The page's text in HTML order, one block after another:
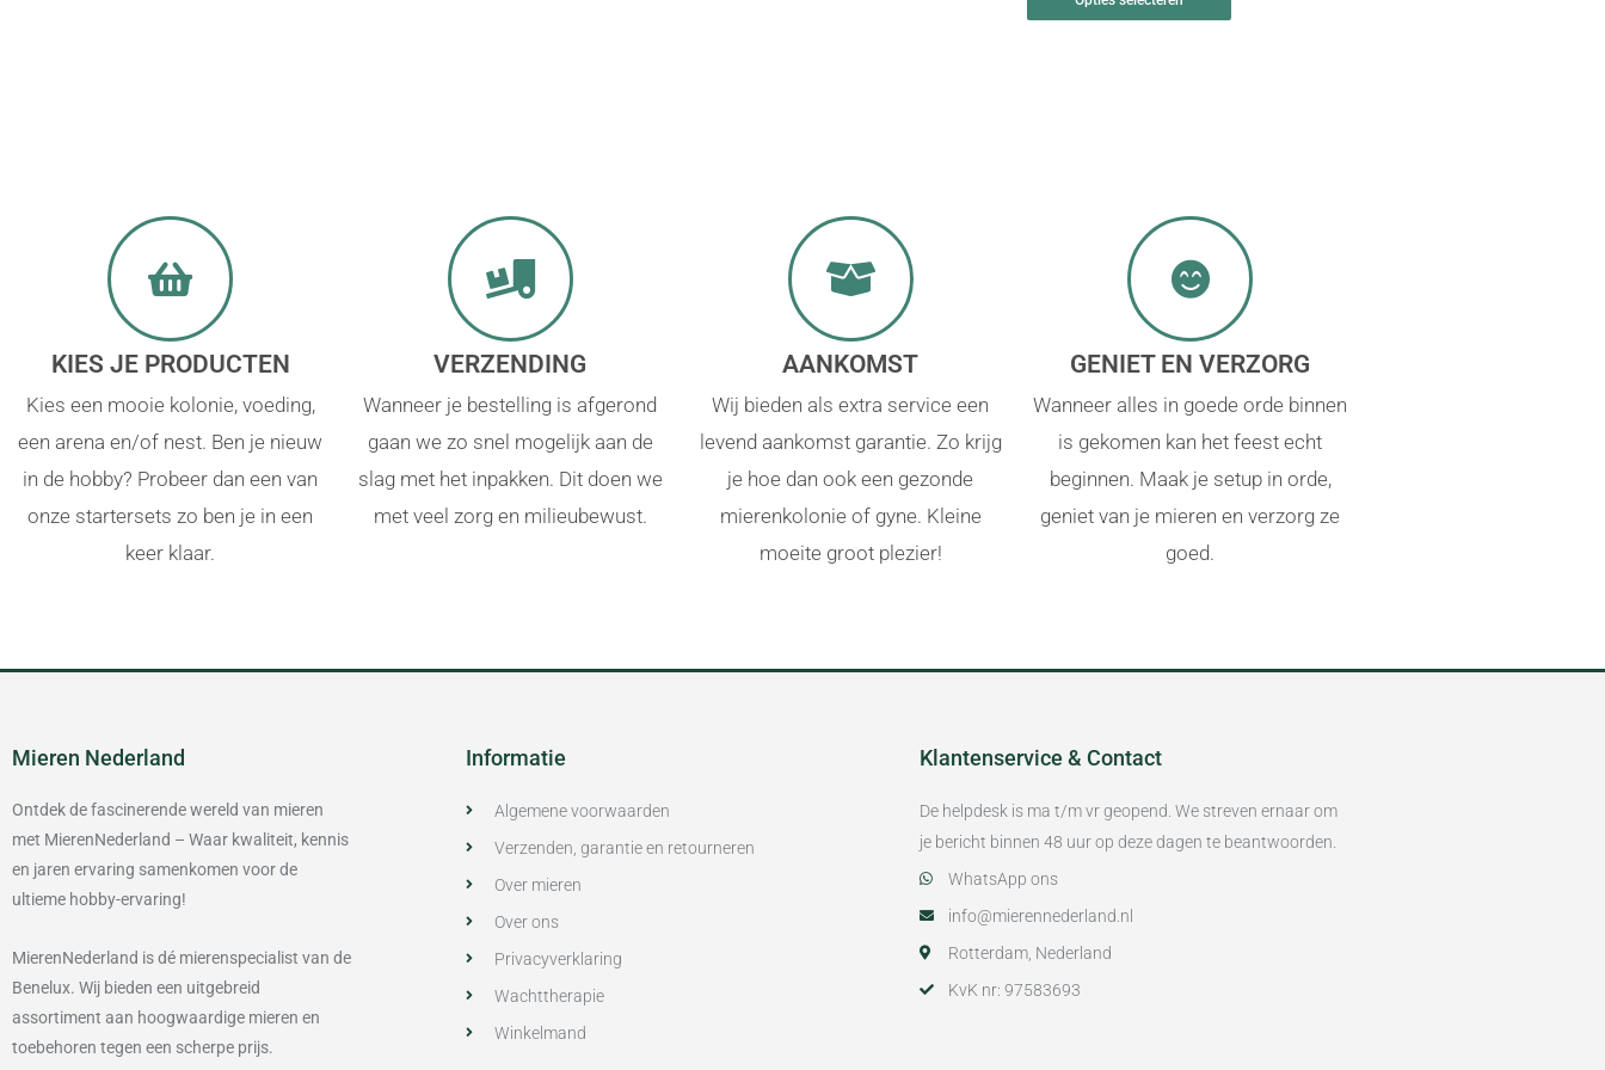
KIES JE PRODUCTEN
Kies een mooie kolonie, voeding,
een arena en/of nest. Ben je nieuw
in de hobby? Probeer dan een van
onze startersets zo ben je in een
keer klaar.
VERZENDING
Wanneer je bestelling is afgerond
gaan we zo snel mogelijk aan de
slag met het inpakken. Dit doen we
met veel zorg en milieubewust.
AANKOMST
Wij bieden als extra service een
levend aankomst garantie. Zo krijg
je hoe dan ook een gezonde
mierenkolonie of gyne. Kleine
moeite groot plezier!
GENIET EN VERZORG
Wanneer alles in goede orde binnen
is gekomen kan het feest echt
beginnen. Maak je setup in orde,
geniet van je mieren en verzorg ze
goed.
Mieren Nederland
Ontdek de fascinerende wereld van mieren
met MierenNederland – Waar kwaliteit, kennis
en jaren ervaring samenkomen voor de
ultieme hobby-ervaring!
MierenNederland is dé mierenspecialist van de
Benelux. Wij bieden een uitgebreid
assortiment aan hoogwaardige mieren en
toebehoren tegen een scherpe prijs.
Informatie
Algemene voorwaarden
Verzenden, garantie en retourneren
Over mieren
Over ons
Privacyverklaring
Wachttherapie
Winkelmand
Klantenservice & Contact
De helpdesk is ma t/m vr geopend. We streven ernaar om
je bericht binnen 48 uur op deze dagen te beantwoorden.
WhatsApp ons
info@mierennederland.nl
Rotterdam, Nederland
KvK nr: 97583693